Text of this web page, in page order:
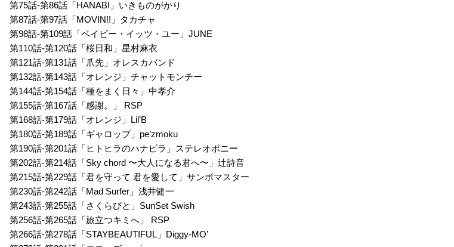
第75話-第86話「HANABI」いきものがかり
第87話-第97話「MOVIN!!」タカチャ
第98話-第109話「ベイビー・イッツ・ユー」JUNE
第110話-第120話「桜日和」星村麻衣
第121話-第131話「爪先」オレスカバンド
第132話-第143話「オレンジ」チャットモンチー
第144話-第154話「種をまく日々」中孝介
第155話-第167話「感謝。」 RSP
第168話-第179話「オレンジ」Lil’B
第180話-第189話「ギャロップ」pe’zmoku
第190話-第201話「ヒトヒラのハナビラ」ステレオポニー
第202話-第214話「Sky chord 〜大人になる君へ〜」辻詩音
第215話-第229話「君を守って 君を愛して」サンボマスター
第230話-第242話「Mad Surfer」浅井健一
第243話-第255話「さくらびと」SunSet Swish
第256話-第265話「旅立つキミへ」 RSP
第266話-第278話「STAYBEAUTIFUL」Diggy-MO’